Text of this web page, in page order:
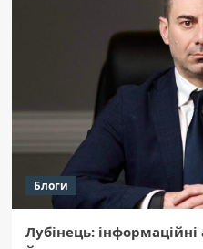
Блоги
Лубінець: